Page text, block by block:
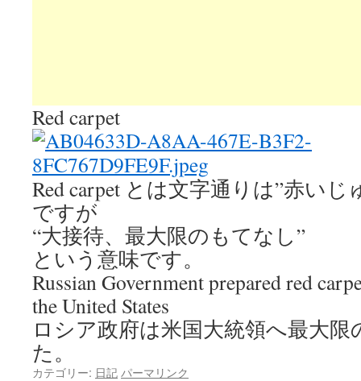
Red carpet
Red carpet とは文字通りは”赤いじ
ですが
“大接待、最大限のもてなし”
という意味です。
Russian Government prepared red
the United States
ロシア政府は米国大統領へ最大
た。
カテゴリー: 日記 パーマリンク